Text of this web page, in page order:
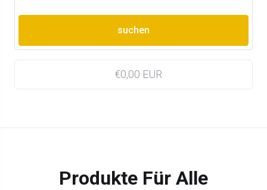
€0,00 EUR
Produkte Für Alle